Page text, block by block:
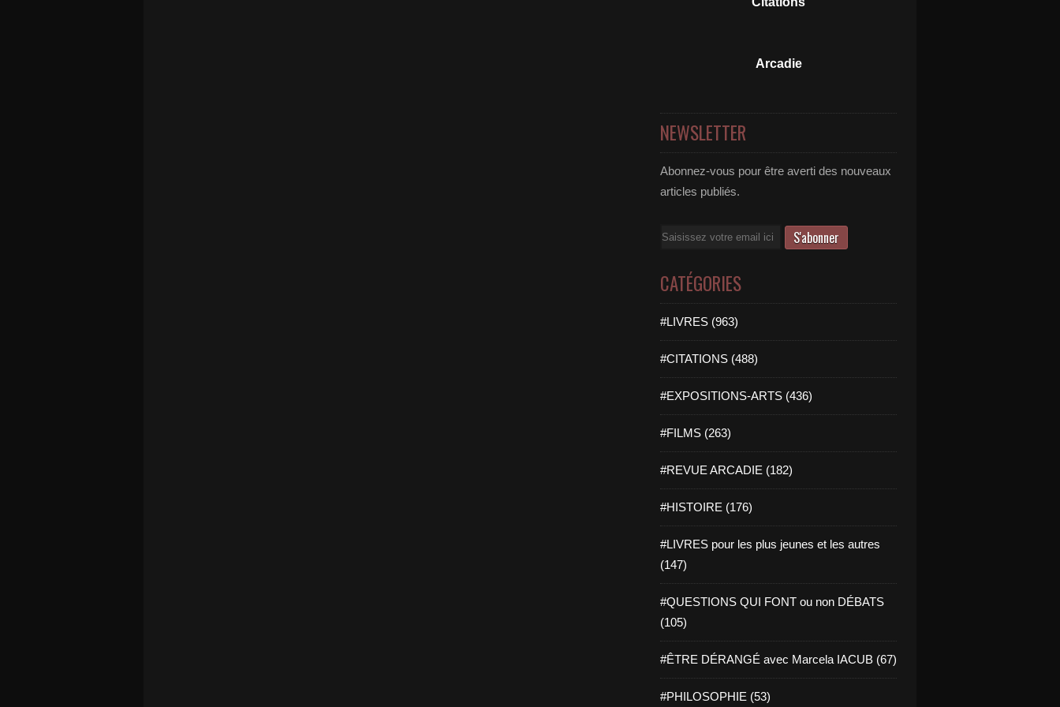
Arcadie
NEWSLETTER
Abonnez-vous pour être averti des nouveaux
articles publiés.
Email
CATÉGORIES
#LIVRES (963)
#CITATIONS (488)
#EXPOSITIONS-ARTS (436)
#FILMS (263)
#REVUE ARCADIE (182)
#HISTOIRE (176)
#LIVRES pour les plus jeunes et les autres
(147)
#QUESTIONS QUI FONT ou non DÉBATS
(105)
#ÊTRE DÉRANGÉ avec Marcela IACUB (67)
#PHILOSOPHIE (53)